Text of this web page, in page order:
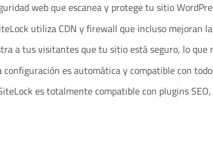
web que escanea y protege tu sitio
utiliza CDN y firewall que incluso mejoran
a tus visitantes que tu sitio está seguro, lo que
es automática y compatible con
es totalmente compatible con plugins